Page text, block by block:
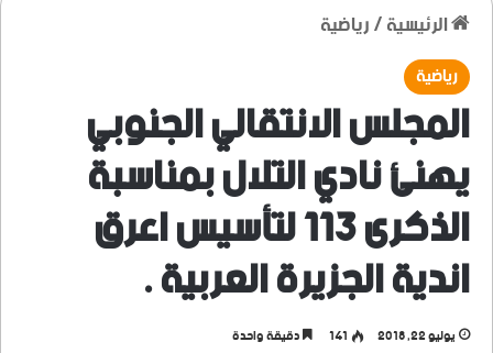
الرئيسية/رياضية
رياضية
المجلس الانتقالي الجنوبي
يهنئ نادي التلال بمناسبة
الذكرى ١١٣ لتأسيس اعرق
اندية الجزيرة العربية .
يوليو 22, 2018 141 دقيقة واحدة